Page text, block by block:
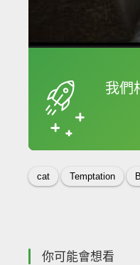
我們
cat Temptation
你可能會想看